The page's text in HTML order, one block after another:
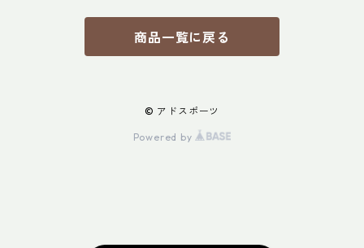
商品一覧に戻る
© アドスポーツ
Powered by